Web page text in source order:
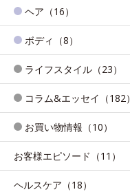
ヘア（16）
ボディ（8）
ライフスタイル（23）
コラム&エッセイ（182）
お買い物情報（10）
お客様エピソード（11）
ヘルスケア（18）